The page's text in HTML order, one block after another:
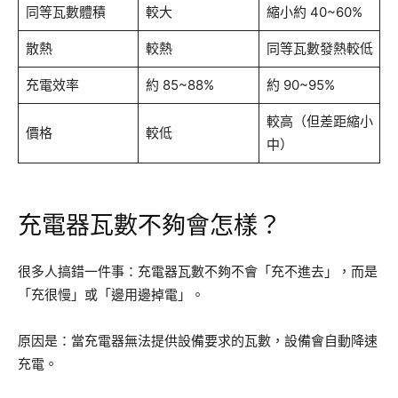
同等瓦數體積 較大 縮小約 40~60%
散熱 較熱 同等瓦數發熱較低
充電效率 約 85~88% 約 90~95%
價格 較低
較高（但差距縮小
中）
充電器瓦數不夠會怎樣？
很多人搞錯一件事：充電器瓦數不夠不會「充不進去」，而是
「充很慢」或「邊用邊掉電」。
原因是：當充電器無法提供設備要求的瓦數，設備會自動降速
充電。